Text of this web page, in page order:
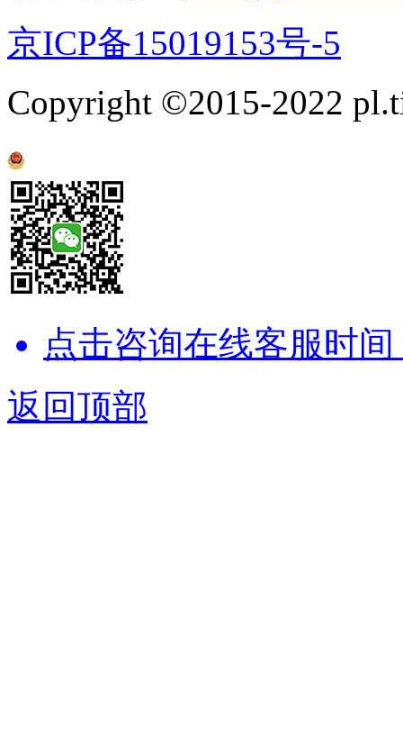
京ICP备15019153号-5
Copyright ©2015-2022
点击咨询在线客服时间
返回顶部